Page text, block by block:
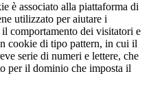
è associato alla piattaforma di
utilizzato per aiutare i
comportamento dei visitatori e
cookie di tipo pattern, in cui il
serie di numeri e lettere, che
per il dominio che imposta il